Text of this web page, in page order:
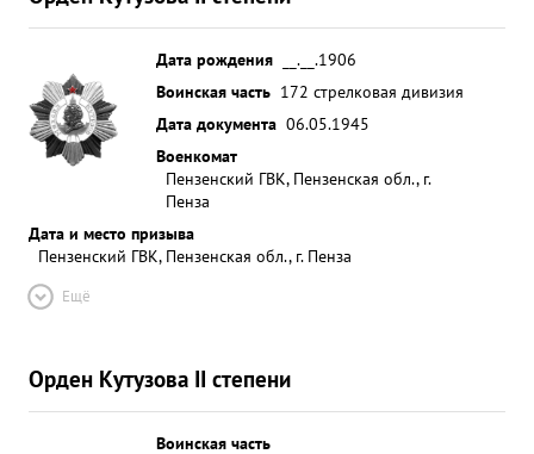
Дата рождения
__.__.1906
Воинская часть 172 стрелковая дивизия
Дата документа 06.05.1945
Военкомат
Пензенский ГВК, Пензенская обл., г.
Пенза
Дата и место призыва
Пензенский ГВК, Пензенская обл., г. Пенза
Ещё
Орден Кутузова II степени
Воинская часть